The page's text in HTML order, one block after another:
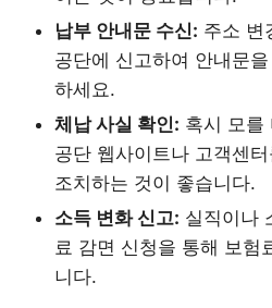
납부 안내문 수신: 주소 변
공단에 신고하여 안내문
하세요.
체납 사실 확인: 혹시 모를
공단 웹사이트나 고객센
조치하는 것이 좋습니다.
소득 변화 신고: 실직이나
료 감면 신청을 통해 보험
니다.